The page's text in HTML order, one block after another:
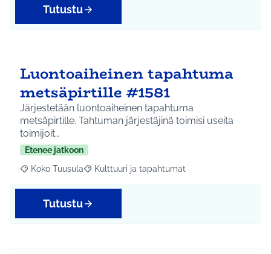
Tutustu
Luontoaiheinen tapahtuma
metsäpirtille #1581
Järjestetään luontoaiheinen tapahtuma
metsäpirtille. Tahtuman järjestäjinä toimisi useita
toimijoit…
Etenee jatkoon
Rajaa tulokset aihepiirin mukaan: Koko Tuusula
Koko Tuusula Rajaa tulokset teeman mukaan: Kulttuuri ja
Kulttuuri ja tapahtumat
Tutustu